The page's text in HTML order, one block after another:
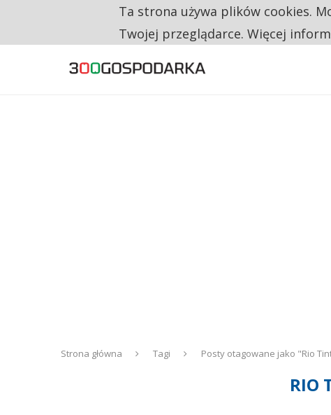
RESTRYKCJE CHIN UDERZAJĄ W EUROPEJSKI
Strona główna Tagi Posty otagowane jako "Rio
RIO
Ta strona używa plików cookies.
Twojej przeglądarce. Więcej